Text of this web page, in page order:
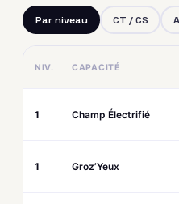
Par niveau CT / CS
NIV. CAPACITÉ
1 Champ Électrifié
1 Groz’Yeux